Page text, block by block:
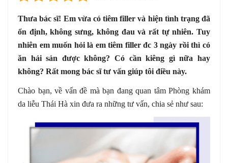
Thưa bác sĩ! Em vừa có tiêm filler và hiện tình trạng đã
ổn định, không sưng, không đau và rất tự nhiên. Tuy
nhiên em muốn hỏi là em tiêm filler đc 3 ngày rồi thì có
ăn hải sản được không? Có cần kiêng gì nữa hay
không? Rất mong bác sĩ tư vấn giúp tôi điều này.
Chào bạn, về vấn đề mà bạn đang quan tâm Phòng khám
da liễu Thái Hà xin đưa ra những tư vấn, chia sẻ như sau: